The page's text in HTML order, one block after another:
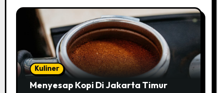
Kuliner
Menyesap Kopi Di Jakarta Timur